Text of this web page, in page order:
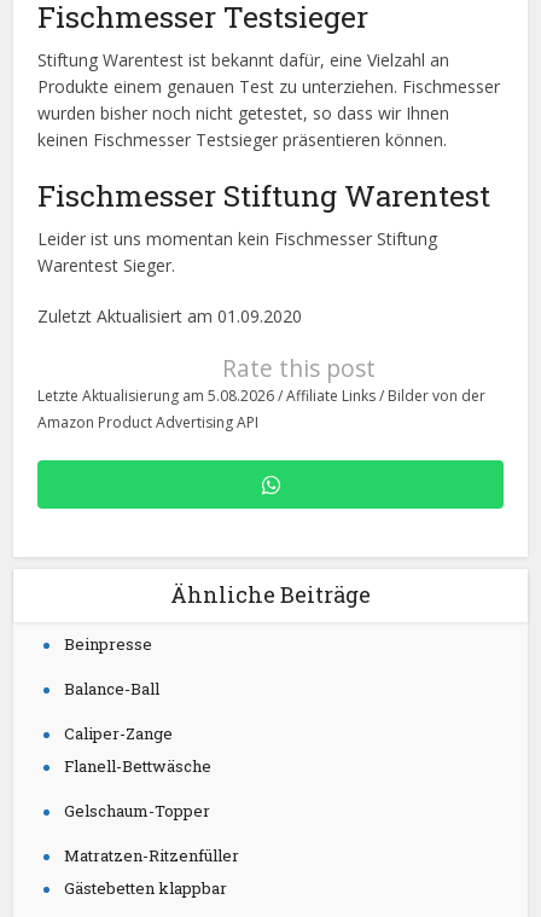
Fischmesser Testsieger
Stiftung Warentest ist bekannt dafür, eine Vielzahl an
Produkte einem genauen Test zu unterziehen. Fischmesser
wurden bisher noch nicht getestet, so dass wir Ihnen
keinen Fischmesser Testsieger präsentieren können.
Fischmesser Stiftung Warentest
Leider ist uns momentan kein Fischmesser Stiftung
Warentest Sieger.
Zuletzt Aktualisiert am 01.09.2020
Rate this post
Letzte Aktualisierung am 5.08.2026 / Affiliate Links / Bilder von der
Amazon Product Advertising API
Ähnliche Beiträge
Beinpresse
Balance-Ball
Caliper-Zange
Flanell-Bettwäsche
Gelschaum-Topper
Matratzen-Ritzenfüller
Gästebetten klappbar